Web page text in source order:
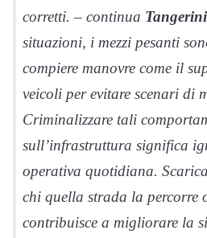
corretti. – continua Tangerini
situazioni, i mezzi pesanti
compiere manovre come il
veicoli per evitare scenari di
Criminalizzare tali
sull’infrastruttura significa
operativa quotidiana.
chi quella strada la percorre
contribuisce a migliorare la